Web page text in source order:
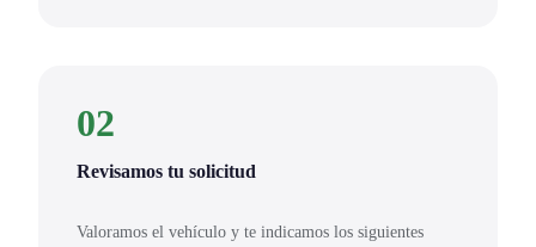
02
Revisamos tu solicitud
Valoramos el vehículo y te indicamos los siguientes